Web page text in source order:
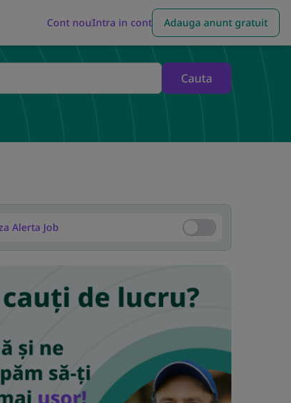
Cont nouIntra in cont Adauga anunt gratuit
Cauta
Alerta Job Salveaza Alerta Job